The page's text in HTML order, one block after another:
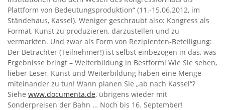
Plattform von Bedeutungsproduktion“ (11.-15.06.2012, im
Ständehaus, Kassel). Weniger geschraubt also: Kongress als
Format, Kunst zu produzieren, darzustellen und zu
vermarkten. Und zwar als Form von Rezipienten-Beteiligung:
Der Betrachter (Teilnehmer!) ist selbst einbezogen in das, was
Ergebnisse bringt – Weiterbildung in Bestform! Wie Sie sehen,
lieber Leser, Kunst und Weiterbildung haben eine Menge
miteinander zu tun! Wann planen Sie „ab nach Kassel“?
Siehe www.documenta.de, übrigens wieder mit
Sonderpreisen der Bahn … Noch bis 16. September!